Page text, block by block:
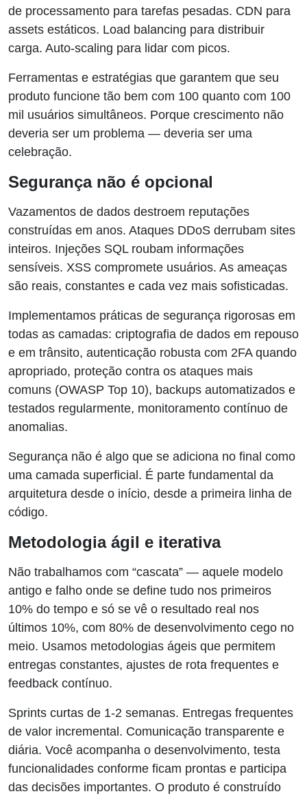
de processamento para tarefas pesadas. CDN para
assets estáticos. Load balancing para distribuir
carga. Auto-scaling para lidar com picos.
Ferramentas e estratégias que garantem que seu
produto funcione tão bem com 100 quanto com 100
mil usuários simultâneos. Porque crescimento não
deveria ser um problema — deveria ser uma
celebração.
Segurança não é opcional
Vazamentos de dados destroem reputações
construídas em anos. Ataques DDoS derrubam sites
inteiros. Injeções SQL roubam informações
sensíveis. XSS compromete usuários. As ameaças
são reais, constantes e cada vez mais sofisticadas.
Implementamos práticas de segurança rigorosas em
todas as camadas: criptografia de dados em repouso
e em trânsito, autenticação robusta com 2FA quando
apropriado, proteção contra os ataques mais
comuns (OWASP Top 10), backups automatizados e
testados regularmente, monitoramento contínuo de
anomalias.
Segurança não é algo que se adiciona no final como
uma camada superficial. É parte fundamental da
arquitetura desde o início, desde a primeira linha de
código.
Metodologia ágil e iterativa
Não trabalhamos com “cascata” — aquele modelo
antigo e falho onde se define tudo nos primeiros
10% do tempo e só se vê o resultado real nos
últimos 10%, com 80% de desenvolvimento cego no
meio. Usamos metodologias ágeis que permitem
entregas constantes, ajustes de rota frequentes e
feedback contínuo.
Sprints curtas de 1-2 semanas. Entregas frequentes
de valor incremental. Comunicação transparente e
diária. Você acompanha o desenvolvimento, testa
funcionalidades conforme ficam prontas e participa
das decisões importantes. O produto é construído